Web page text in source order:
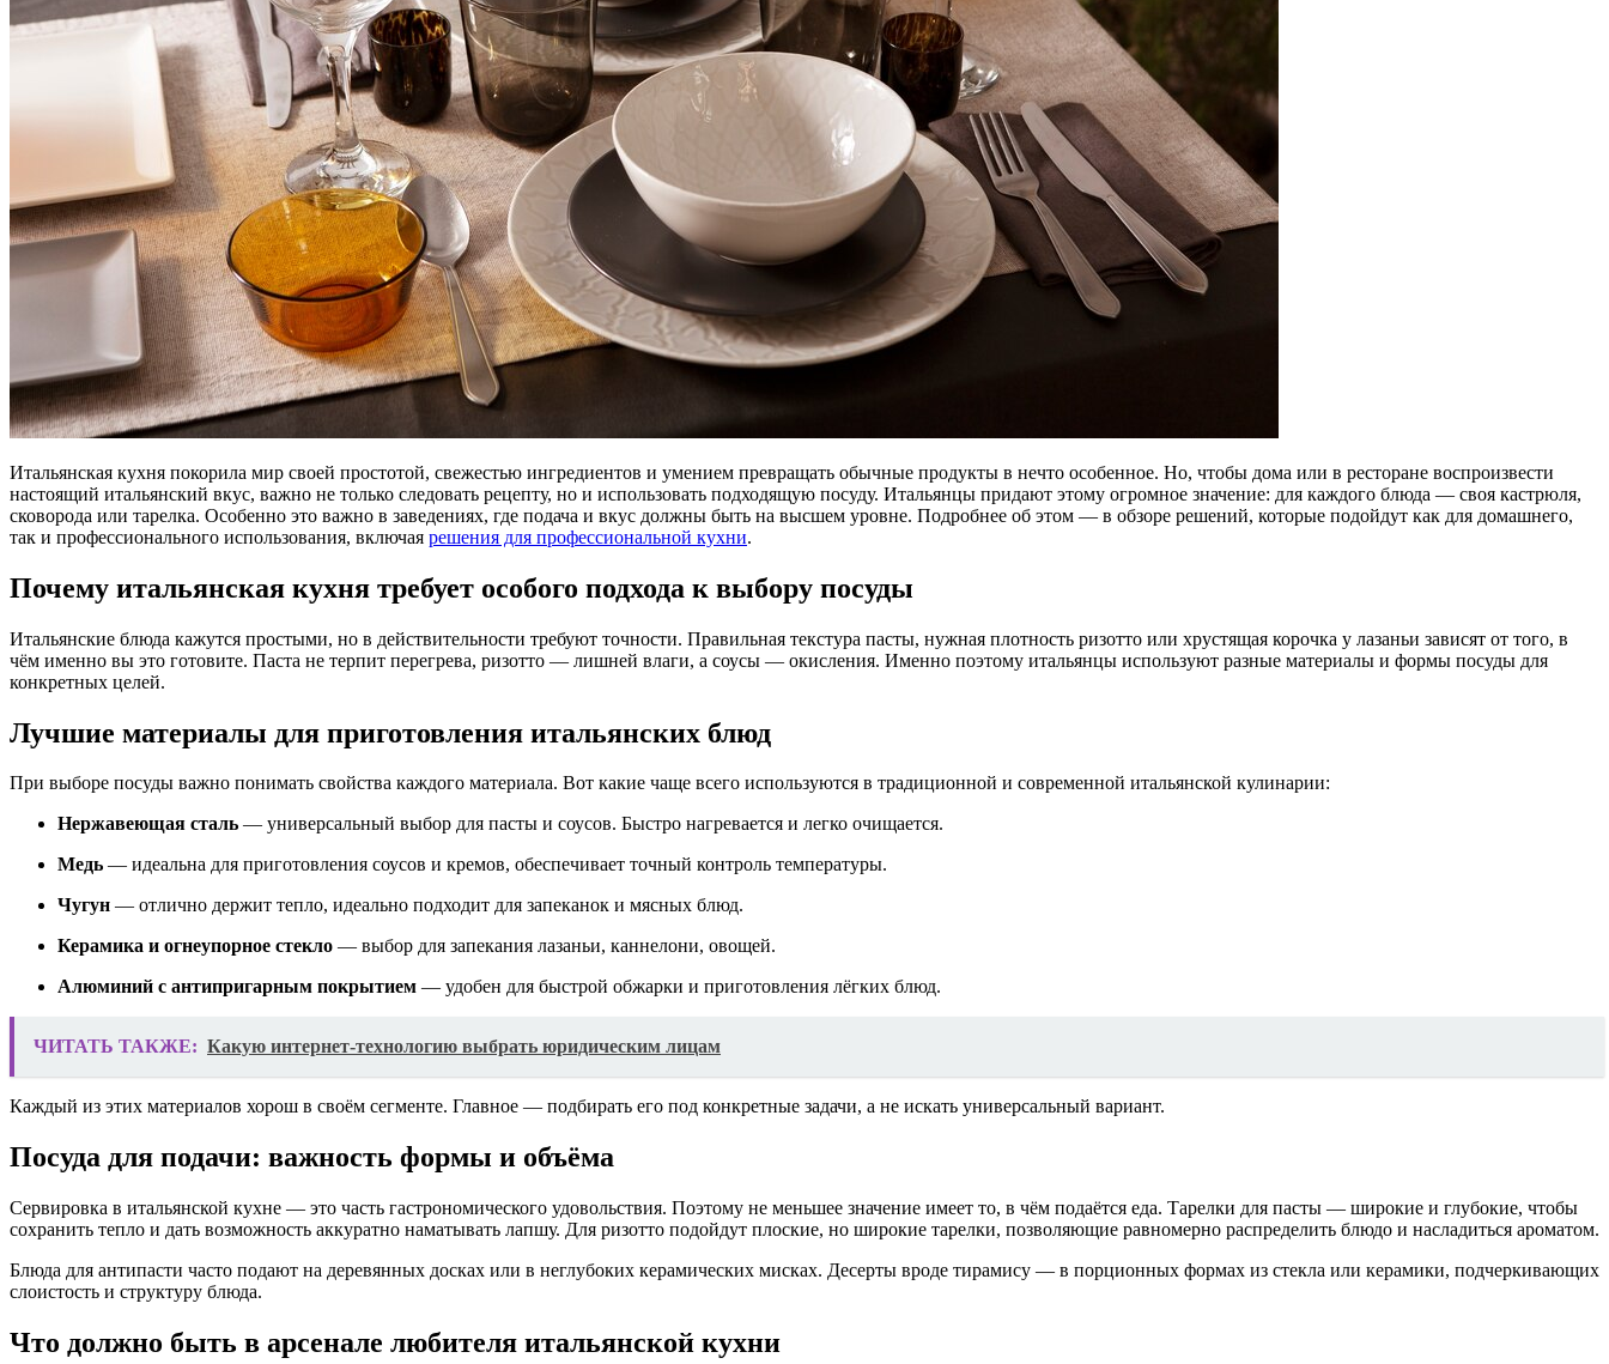
Итальянская кухня покорила мир своей простотой, свежестью ингредиентов и умением превращать обычные продукты в нечто особенное. Но, чтобы дома или в ресторане воспроизвести
настоящий итальянский вкус, важно не только следовать рецепту, но и использовать подходящую посуду. Итальянцы придают этому огромное значение: для каждого блюда — своя кастрюля,
сковорода или тарелка. Особенно это важно в заведениях, где подача и вкус должны быть на высшем уровне. Подробнее об этом — в обзоре решений, которые подойдут как для домашнего,
так и профессионального использования, включая решения для профессиональной кухни.
Почему итальянская кухня требует особого подхода к выбору посуды
Итальянские блюда кажутся простыми, но в действительности требуют точности. Правильная текстура пасты, нужная плотность ризотто или хрустящая корочка у лазаньи зависят от того, в
чём именно вы это готовите. Паста не терпит перегрева, ризотто — лишней влаги, а соусы — окисления. Именно поэтому итальянцы используют разные материалы и формы посуды для
конкретных целей.
Лучшие материалы для приготовления итальянских блюд
При выборе посуды важно понимать свойства каждого материала. Вот какие чаще всего используются в традиционной и современной итальянской кулинарии:
Нержавеющая сталь — универсальный выбор для пасты и соусов. Быстро нагревается и легко очищается.
Медь — идеальна для приготовления соусов и кремов, обеспечивает точный контроль температуры.
Чугун — отлично держит тепло, идеально подходит для запеканок и мясных блюд.
Керамика и огнеупорное стекло — выбор для запекания лазаньи, каннелони, овощей.
Алюминий с антипригарным покрытием — удобен для быстрой обжарки и приготовления лёгких блюд.
ЧИТАТЬ ТАКЖЕ: Какую интернет-технологию выбрать юридическим лицам
Каждый из этих материалов хорош в своём сегменте. Главное — подбирать его под конкретные задачи, а не искать универсальный вариант.
Посуда для подачи: важность формы и объёма
Сервировка в итальянской кухне — это часть гастрономического удовольствия. Поэтому не меньшее значение имеет то, в чём подаётся еда. Тарелки для пасты — широкие и глубокие, чтобы
сохранить тепло и дать возможность аккуратно наматывать лапшу. Для ризотто подойдут плоские, но широкие тарелки, позволяющие равномерно распределить блюдо и насладиться ароматом.
Блюда для антипасти часто подают на деревянных досках или в неглубоких керамических мисках. Десерты вроде тирамису — в порционных формах из стекла или керамики, подчеркивающих
слоистость и структуру блюда.
Что должно быть в арсенале любителя итальянской кухни